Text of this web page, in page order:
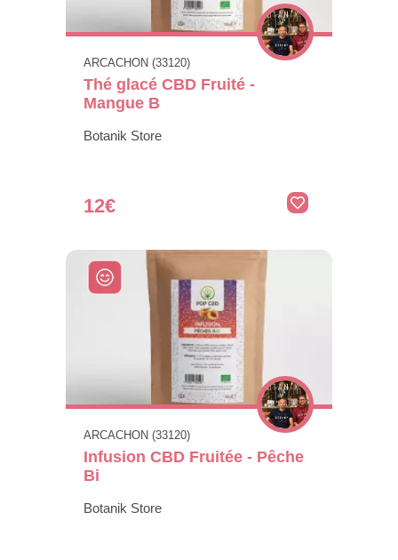
ARCACHON (33120)
Thé glacé CBD Fruité -
Mangue B
Botanik Store
12€
ARCACHON (33120)
Infusion CBD Fruitée - Pêche
Bi
Botanik Store